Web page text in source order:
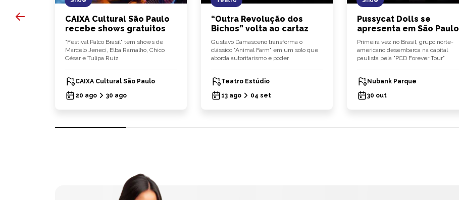
CAIXA Cultural São Paulo
recebe shows gratuitos
"Festival Palco Brasil" tem shows de
Marcelo Jeneci, Elba Ramalho, Chico
César e Tulipa Ruiz
CAIXA Cultural São Paulo
20 ago
30 ago
“Outra Revolução dos
Bichos” volta ao cartaz
Gustavo Damasceno transforma o
clássico "Animal Farm" em um solo que
aborda autoritarismo e poder
Teatro Estúdio
13 ago
04 set
Pussycat Dolls se
apresenta em São Paulo
Primeira vez no Brasil, grupo norte-
americano desembarca na capital
paulista pela "PCD Forever Tour"
Nubank Parque
30 out